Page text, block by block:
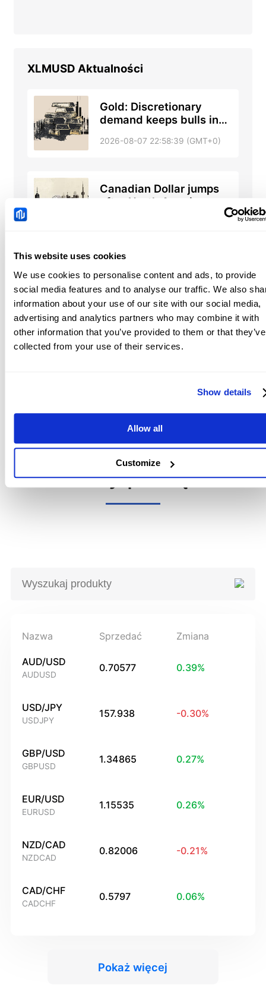
This website uses cookies
We use cookies to personalise content and ads, to provide
social media features and to analyse our traffic. We also
information about your use of our site with our social media,
advertising and analytics partners who may combine it with
other information that you’ve provided to them or that they’ve
collected from your use of their services.
Show details
Allow all
Customize
XLMUSD Aktualności
Gold: Discretionary
demand keeps bulls in
2026-08-07 22:58:39 (GMT+0)
Canadian Dollar jumps
after North American
United States Dollar
Index tumbles as NFP
shock trims Fed hike
bets
2026-08-07 22:51:00 (GMT+0)
Brent: Volatile path as
2026-08-07 22:50:11 (GMT+0)
Produkty powiązane
Nazwa Sprzedać Zmiana
AUD/USD
AUDUSD
0.70577 0.39%
USD/JPY
USDJPY
157.938 -0.30%
GBP/USD
GBPUSD
1.34865 0.27%
EUR/USD
EURUSD
1.15535 0.26%
NZD/CAD
NZDCAD
0.82006 -0.21%
CAD/CHF
CADCHF
0.5797 0.06%
Pokaż więcej